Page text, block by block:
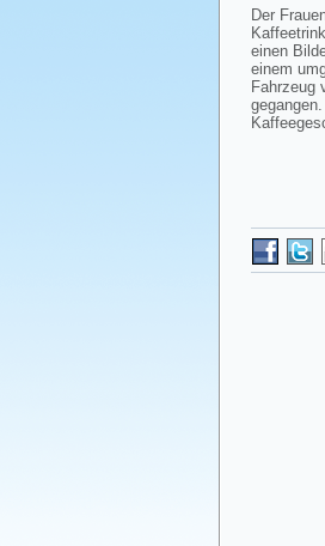
Der
einen
einem
Fahrzeug